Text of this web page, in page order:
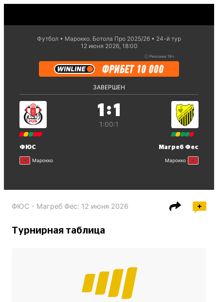
Футбол Марокко. Ботола Про 2025/26
24-й тур
12 июня 2026, 18:00
ⓘ Реклама 18+.
ЗАВЕРШЕН
ФЮС
Марокко
1 :1
1:00:1
Магреб Фес
Марокко
ФЮС - Магреб Фес: 12 июня 2026
Турнирная таблица